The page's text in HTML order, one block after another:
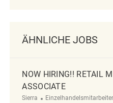
ÄHNLICHE JOBS
NOW HIRING!! RETAIL
ASSOCIATE
Sierra Kategorie
Einzelhandelsmitarbeiter